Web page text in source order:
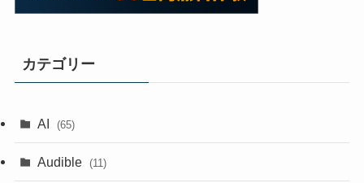
カテゴリー
AI (65)
Audible (11)